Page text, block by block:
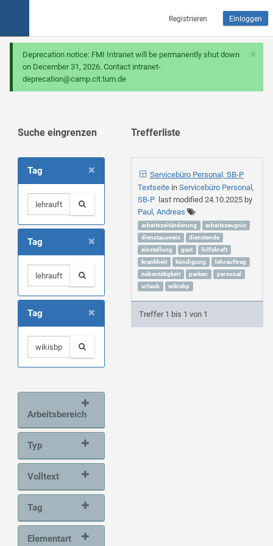
Registrieren Einloggen
×
Deprecation notice: FMI Intranet will be permanently shut down
on December 31, 2026. Contact intranet-
deprecation@camp.cit.tum.de
Suche eingrenzen
×
Tag
×
Tag
×
Tag
Arbeitsbereich
Typ
Volltext
Tag
Elementart
Trefferliste
Servicebüro Personal, SB-P
Textseite in Servicebüro Personal,
SB-Plast modified 24.10.2025by
Paul, Andreas
arbeitszeitänderung
arbeitszeugnis
dienstausweis
dienstende
einstellung
gast
hilfskraft
krankheit
kündigung
lehrauftrag
nebentätigkeit
parken
personal
urlaub
wikisbp
Treffer 1 bis 1 von 1